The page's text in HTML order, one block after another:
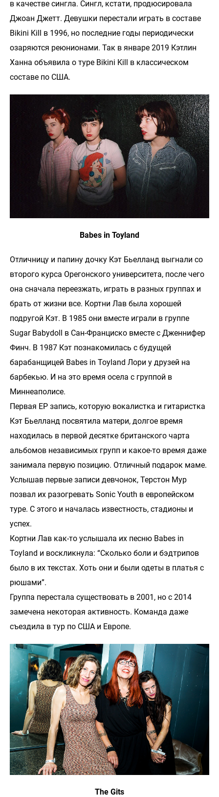
в качестве сингла. Сингл, кстати, продюсировала
Джоан Джетт. Девушки перестали играть в составе
Bikini Kill в 1996, но последние годы периодически
озаряются реюнионами. Так в январе 2019 Кэтлин
Ханна объявила о туре Bikini Kill в классическом
составе по США.
Babes in Toyland
Отличницу и папину дочку Кэт Бьелланд выгнали со
второго курса Орегонского университета, после чего
она сначала переезжать, играть в разных группах и
брать от жизни все. Кортни Лав была хорошей
подругой Кэт. В 1985 они вместе играли в группе
Sugar Babydoll в Сан-Франциско вместе с Дженнифер
Финч. В 1987 Кэт познакомилась с будущей
барабанщицей Babes in Toyland Лори у друзей на
барбекью. И на это время осела с группой в
Миннеаполисе.
Первая ЕР запись, которую вокалистка и гитаристка
Кэт Бьелланд посвятила матери, долгое время
находилась в первой десятке британского чарта
альбомов независимых групп и какое-то время даже
занимала первую позицию. Отличный подарок маме.
Услышав первые записи девчонок, Терстон Мур
позвал их разогревать Sonic Youth в европейском
туре. С этого и началась известность, стадионы и
успех.
Кортни Лав как-то услышала их песню Babes in
Toyland и воскликнула: “Сколько боли и бэдтрипов
было в их текстах. Хоть они и были одеты в платья с
рюшами”.
Группа перестала существовать в 2001, но с 2014
замечена некоторая активность. Команда даже
съездила в тур по США и Европе.
The Gits